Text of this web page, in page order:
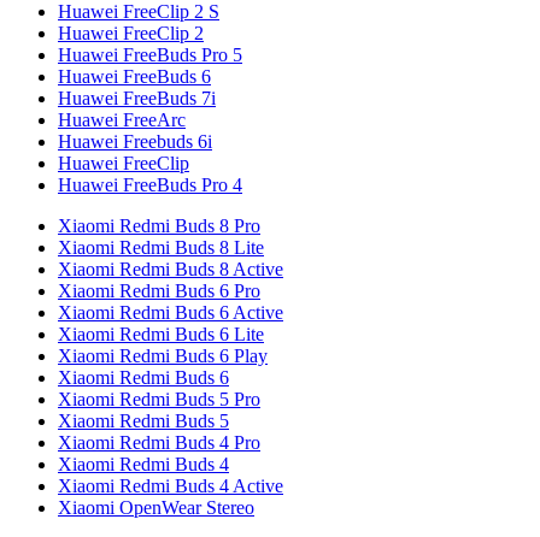
Huawei FreeClip 2 S
Huawei FreeClip 2
Huawei FreeBuds Pro 5
Huawei FreeBuds 6
Huawei FreeBuds 7i
Huawei FreeArc
Huawei Freebuds 6i
Huawei FreeClip
Huawei FreeBuds Pro 4
Xiaomi Redmi Buds 8 Pro
Xiaomi Redmi Buds 8 Lite
Xiaomi Redmi Buds 8 Active
Xiaomi Redmi Buds 6 Pro
Xiaomi Redmi Buds 6 Active
Xiaomi Redmi Buds 6 Lite
Xiaomi Redmi Buds 6 Play
Xiaomi Redmi Buds 6
Xiaomi Redmi Buds 5 Pro
Xiaomi Redmi Buds 5
Xiaomi Redmi Buds 4 Pro
Xiaomi Redmi Buds 4
Xiaomi Redmi Buds 4 Active
Xiaomi OpenWear Stereo